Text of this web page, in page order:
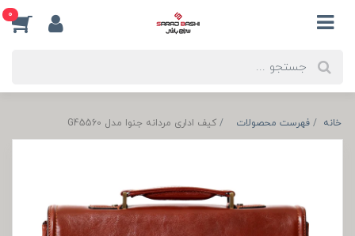
0
خانه فهرست محصولات کیف اداری مردانه جنوا مدل G45560